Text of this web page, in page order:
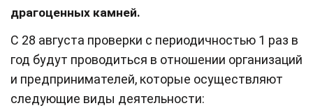
драгоценных камней.
C 28 августа проверки с периодичностью 1 раз в
год будут проводиться в отношении организаций
и предпринимателей, которые осуществляют
следующие виды деятельности: